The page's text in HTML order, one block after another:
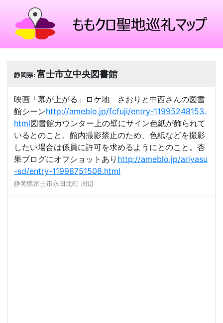
静岡県: 富士市立中央図書館
映画「幕が上がる」ロケ地 さおりと中西さんの図書
館シーンhttp://ameblo.jp/fcfuji/entry-11995248153.
html図書館カウンター上の壁にサイン色紙が飾られて
いるとのこと。館内撮影禁止のため、色紙などを撮影
したい場合は係員に許可を求めるようにとのこと。杏
果ブログにオフショットあり http://ameblo.jp/ariyasu
-sd/entry-11998751508.html
静岡県富士市永田北町 周辺